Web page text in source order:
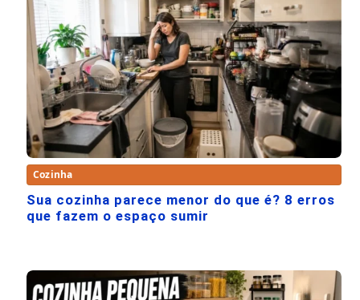
Cozinha
Sua cozinha parece menor do que é? 8 erros
que fazem o espaço sumir